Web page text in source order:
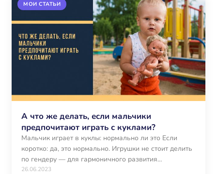
МОИ СТАТЬИ
А что же делать, если мальчики
предпочитают играть с куклами?
Мальчик играет в куклы: нормально ли это Если
коротко: да, это нормально. Игрушки не стоит делить
по гендеру — для гармоничного развития…
26.06.2023